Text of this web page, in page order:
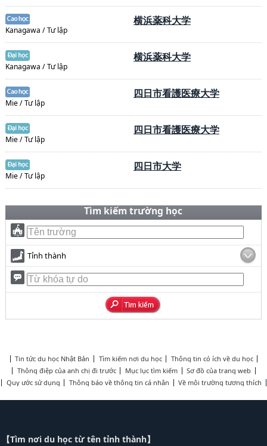
Kanagawa / Tư lập
横浜薬科大学
Kanagawa / Tư lập
横浜薬科大学
Mie / Tư lập
四日市看護医療大学
Mie / Tư lập
四日市看護医療大学
Mie / Tư lập
四日市大学
Tìm kiếm trường học
Tỉnh thành
Tin tức du học Nhật Bản Tìm kiếm nơi du học
Thông tin có ích về du học
Thông điệp của anh chị đi trước
Mục lục tìm kiếm
Sơ đồ của trang web
Quy ước sử dụng
Thông báo về thông tin cá nhân Về môi trường tương thích
【Tìm nơi du học từ tên tỉnh thành】